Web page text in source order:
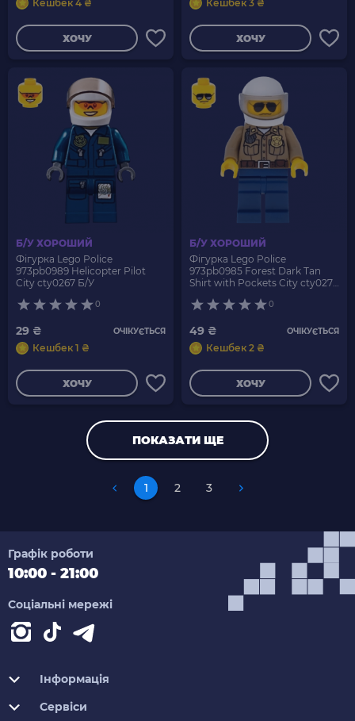
Кешбек 4 ₴
ХОЧУ
Кешбек 3 ₴
ХОЧУ
Б/У ХОРОШИЙ
Фігурка Lego Police
973pb0989 Helicopter Pilot
City cty0267 Б/У
0
29 ₴ ОЧІКУЄТЬСЯ
Кешбек 1 ₴
ХОЧУ
Б/У ХОРОШИЙ
Фігурка Lego Police
973pb0985 Forest Dark Tan
Shirt with Pockets City cty0276
0
49 ₴ ОЧІКУЄТЬСЯ
Кешбек 2 ₴
ХОЧУ
ПОКАЗАТИ ЩЕ
1 2 3
Графік роботи
10:00 - 21:00
Соціальні мережі
Інформація
Сервіси